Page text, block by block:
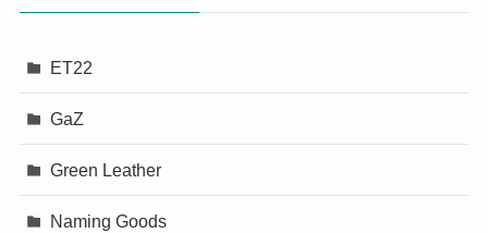
ET22
GaZ
Green Leather
Naming Goods